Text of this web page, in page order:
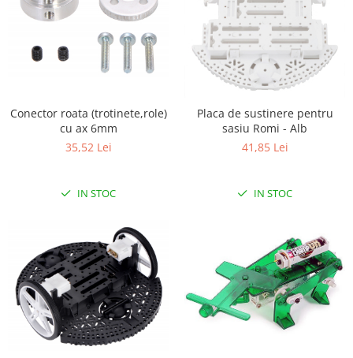
Conector roata (trotinete,role)
cu ax 6mm
35,52 Lei
IN STOC
Placa de sustinere pentru
sasiu Romi - Alb
41,85 Lei
IN STOC